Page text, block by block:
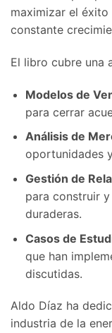
maximizar el
constante
El libro cubre una
Modelos de
para cerrar
Análisis de
oportunidades
Gestión de
para construir
duraderas.
Casos de
que han
discutidas.
Aldo Díaz ha
industria de la